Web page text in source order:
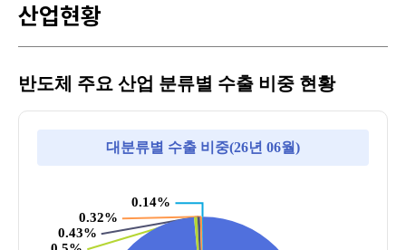
산업현황
반도체 주요 산업 분류별 수출 비중 현황
대분류별 수출 비중(26년 06월)